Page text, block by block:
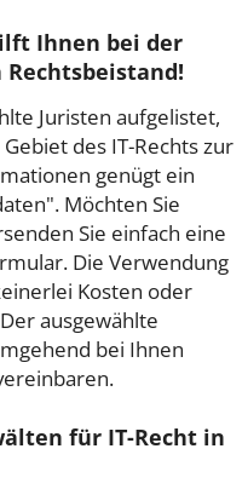
Ihnen bei der
Juristen aufgelistet,
des IT-Rechts zur
genügt ein
Möchten Sie
Sie einfach eine
Die Verwendung
Kosten oder
ausgewählte
bei Ihnen
für IT-Recht in